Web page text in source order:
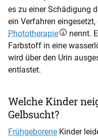
es zu einer Schädigung
ein Verfahren
Phototherapie
nennt.
Farbstoff in eine
wird über den Urin
entlastet.
Welche Kinder
Gelbsucht?
Frühgeborene Kinder